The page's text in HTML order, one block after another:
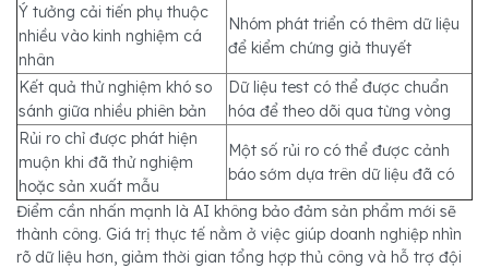
Ý tưởng cải tiến phụ thuộc
nhiều vào kinh nghiệm cá
nhân
Nhóm phát triển có thêm dữ liệu
để kiểm chứng giả thuyết
Kết quả thử nghiệm khó so
sánh giữa nhiều phiên bản
Dữ liệu test có thể được chuẩn
hóa để theo dõi qua từng vòng
Rủi ro chỉ được phát hiện
muộn khi đã thử nghiệm
hoặc sản xuất mẫu
Một số rủi ro có thể được cảnh
báo sớm dựa trên dữ liệu đã có
Điểm cần nhấn mạnh là AI không bảo đảm sản phẩm mới sẽ
thành công. Giá trị thực tế nằm ở việc giúp doanh nghiệp nhìn
rõ dữ liệu hơn, giảm thời gian tổng hợp thủ công và hỗ trợ đội